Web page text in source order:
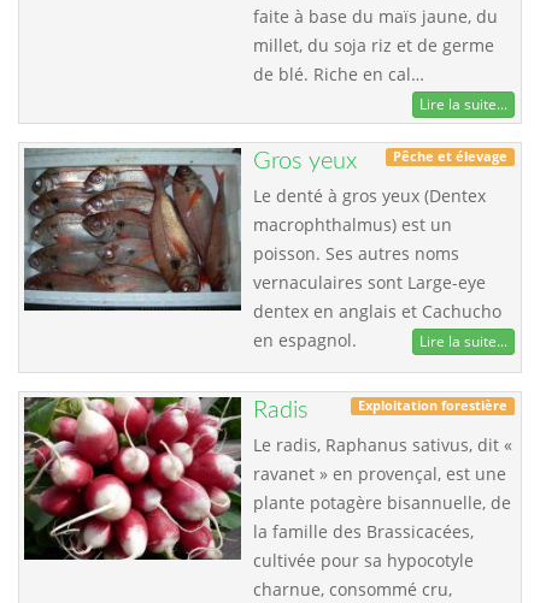
faite à base du maïs jaune, du
millet, du soja riz et de germe
de blé. Riche en cal…
Lire la suite...
Pêche et élevage
Gros yeux
Le denté à gros yeux (Dentex
macrophthalmus) est un
poisson. Ses autres noms
vernaculaires sont Large-eye
dentex en anglais et Cachucho
en espagnol.
Lire la suite...
Exploitation forestière
Radis
Le radis, Raphanus sativus, dit «
ravanet » en provençal, est une
plante potagère bisannuelle, de
la famille des Brassicacées,
cultivée pour sa hypocotyle
charnue, consommé cru,